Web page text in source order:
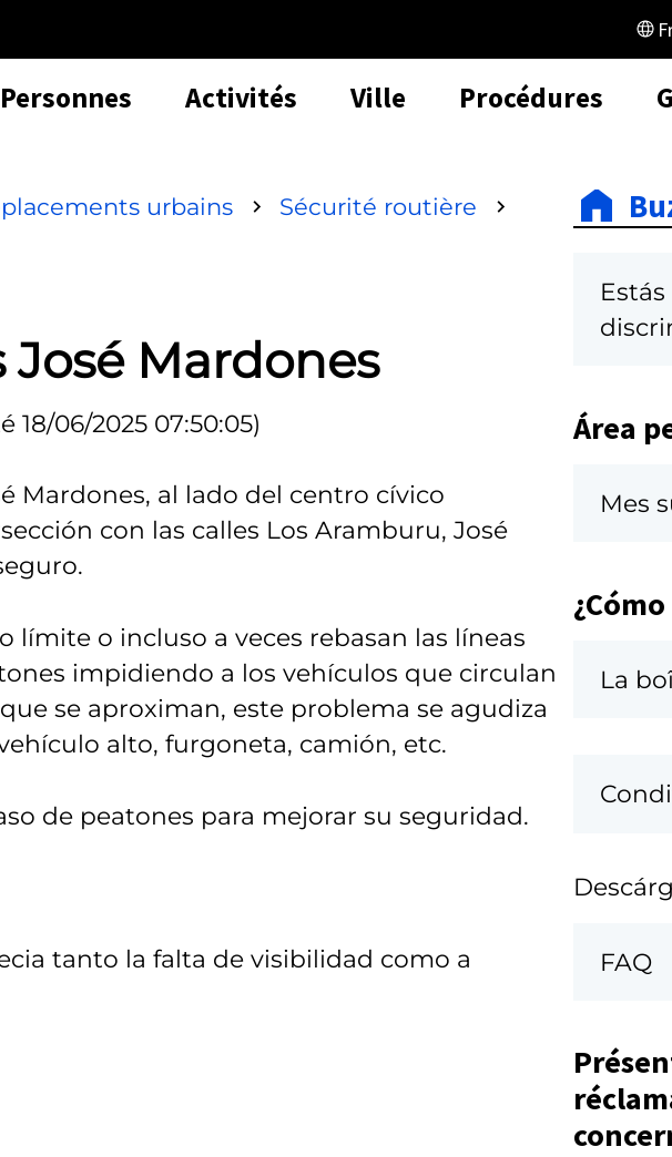
Personnes Activités Ville Procédures
urbains
Sécurité routière
José Mardones
18/06/2025 07:50:05)
Mardones, al lado del centro cívico
con las calles Los Aramburu, José
límite o incluso a veces rebasan las líneas
impidiendo a los vehículos que circulan
se aproximan, este problema se agudiza
alto, furgoneta, camión, etc.
de peatones para mejorar su seguridad.
tanto la falta de visibilidad como a
Área
Mes
La
FAQ